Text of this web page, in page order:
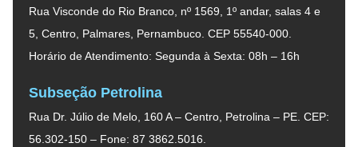
Rua Visconde do Rio Branco, nº 1569, 1º andar, salas 4 e
5, Centro, Palmares, Pernambuco. CEP 55540-000.
Horário de Atendimento: Segunda à Sexta: 08h – 16h
Subseção Petrolina
Rua Dr. Júlio de Melo, 160 A – Centro, Petrolina – PE. CEP:
56.302-150 – Fone: 87 3862.5016.